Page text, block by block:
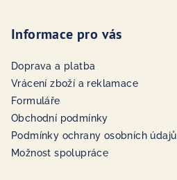
Informace pro vás
Doprava a platba
Vrácení zboží a reklamace
Formuláře
Obchodní podmínky
Podmínky ochrany osobních údajů
Možnost spolupráce